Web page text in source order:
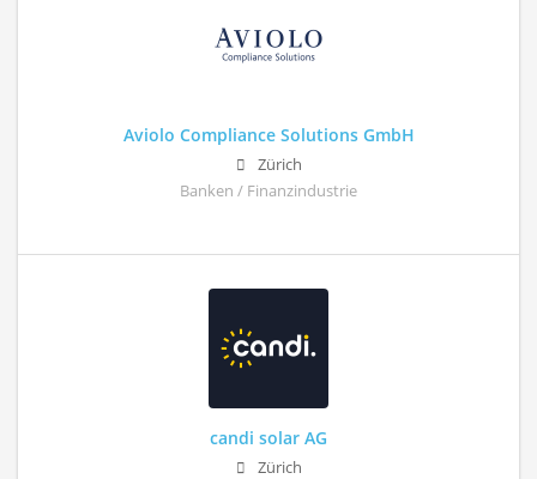
Aviolo Compliance Solutions GmbH
Zürich
Banken / Finanzindustrie
candi solar AG
Zürich